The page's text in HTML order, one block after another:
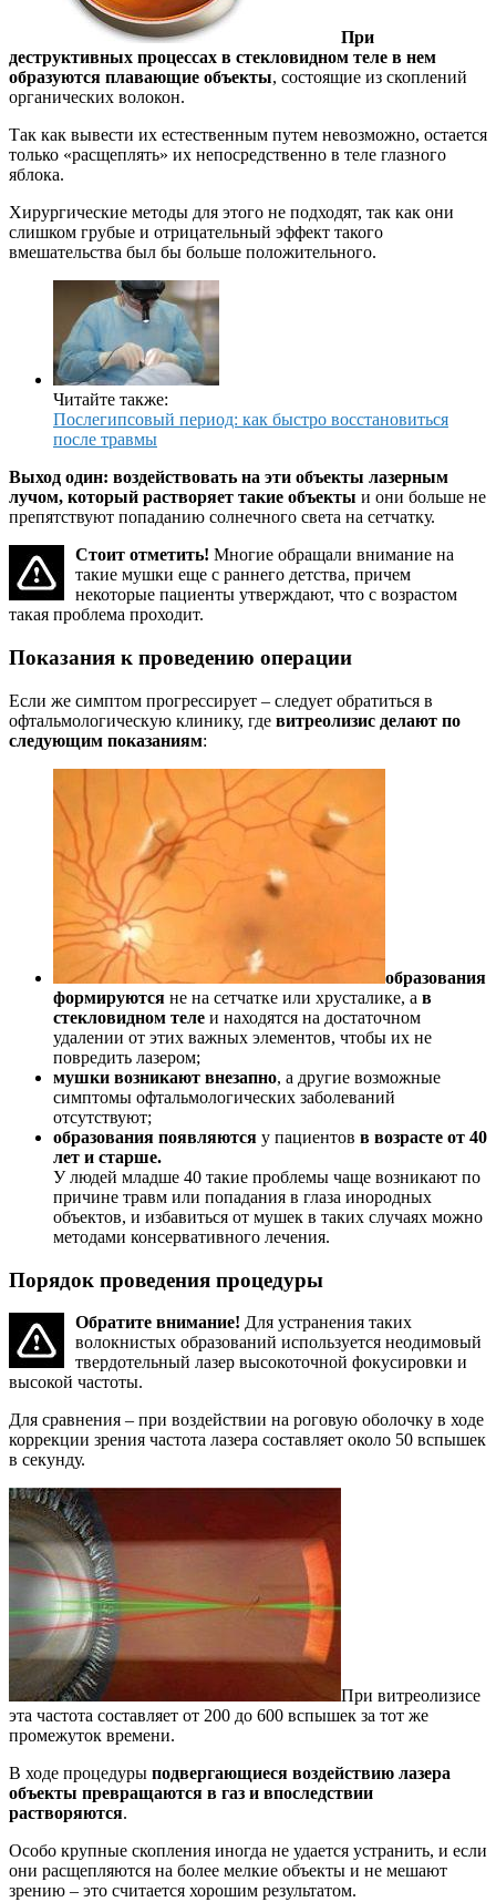
При
деструктивных процессах в стекловидном теле в нем
образуются плавающие объекты, состоящие из скоплений
органических волокон.
Так как вывести их естественным путем невозможно, остается
только «расщеплять» их непосредственно в теле глазного
яблока.
Хирургические методы для этого не подходят, так как они
слишком грубые и отрицательный эффект такого
вмешательства был бы больше положительного.
Читайте также:
Послегипсовый период: как быстро восстановиться
после травмы
Выход один: воздействовать на эти объекты лазерным
лучом, который растворяет такие объекты и они больше не
препятствуют попаданию солнечного света на сетчатку.
Стоит отметить! Многие обращали внимание на
такие мушки еще с раннего детства, причем
некоторые пациенты утверждают, что с возрастом
такая проблема проходит.
Показания к проведению операции
Если же симптом прогрессирует – следует обратиться в
офтальмологическую клинику, где витреолизис делают по
следующим показаниям:
образования
формируются не на сетчатке или хрусталике, а в
стекловидном теле и находятся на достаточном
удалении от этих важных элементов, чтобы их не
повредить лазером;
мушки возникают внезапно, а другие возможные
симптомы офтальмологических заболеваний
отсутствуют;
образования появляются у пациентов в возрасте от 40
лет и старше.
У людей младше 40 такие проблемы чаще возникают по
причине травм или попадания в глаза инородных
объектов, и избавиться от мушек в таких случаях можно
методами консервативного лечения.
Порядок проведения процедуры
Обратите внимание! Для устранения таких
волокнистых образований используется неодимовый
твердотельный лазер высокоточной фокусировки и
высокой частоты.
Для сравнения – при воздействии на роговую оболочку в ходе
коррекции зрения частота лазера составляет около 50 вспышек
в секунду.
При витреолизисе
эта частота составляет от 200 до 600 вспышек за тот же
промежуток времени.
В ходе процедуры подвергающиеся воздействию лазера
объекты превращаются в газ и впоследствии
растворяются.
Особо крупные скопления иногда не удается устранить, и если
они расщепляются на более мелкие объекты и не мешают
зрению – это считается хорошим результатом.